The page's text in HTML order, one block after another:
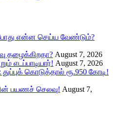
என்ன செய்ய வேண்டும்?
தழைக்கிறதா? August 7, 2026
எடப்பாடியார்! August 7, 2026
கொடுத்தால் ரூ.950 கோடி!
பயணச் செலவு! August 7,